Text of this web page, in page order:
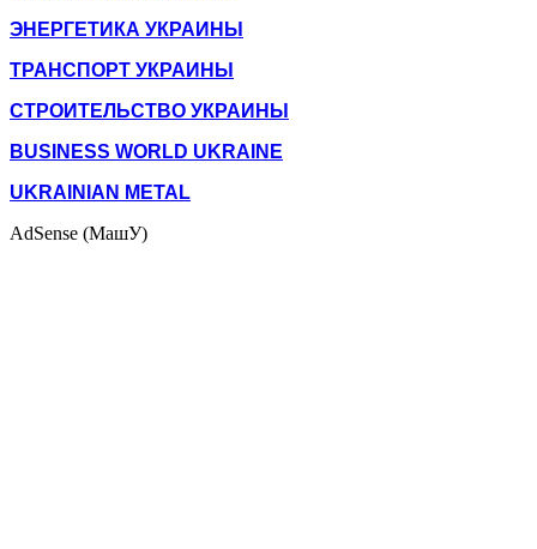
ЭНЕРГЕТИКА УКРАИНЫ
ТРАНСПОРТ УКРАИНЫ
СТРОИТЕЛЬСТВО УКРАИНЫ
BUSINESS WORLD UKRAINE
UKRAINIAN METAL
AdSense (МашУ)